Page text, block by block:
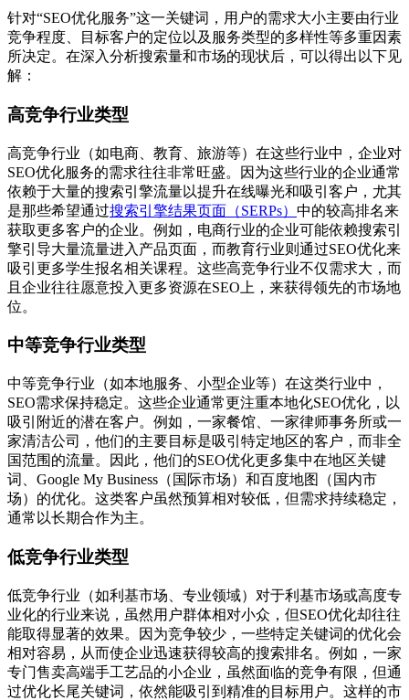
针对“SEO优化服务”这一关键词，用户的需求大小主要由行业
竞争程度、目标客户的定位以及服务类型的多样性等多重因素
所决定。在深入分析搜索量和市场的现状后，可以得出以下见
解：
高竞争行业类型
高竞争行业（如电商、教育、旅游等）在这些行业中，企业对
SEO优化服务的需求往往非常旺盛。因为这些行业的企业通常
依赖于大量的搜索引擎流量以提升在线曝光和吸引客户，尤其
是那些希望通过搜索引擎结果页面（SERPs） 中的较高排名来
获取更多客户的企业。例如，电商行业的企业可能依赖搜索引
擎引导大量流量进入产品页面，而教育行业则通过SEO优化来
吸引更多学生报名相关课程。这些高竞争行业不仅需求大，而
且企业往往愿意投入更多资源在SEO上，来获得领先的市场地
位。
中等竞争行业类型
中等竞争行业（如本地服务、小型企业等）在这类行业中，
SEO需求保持稳定。这些企业通常更注重本地化SEO优化，以
吸引附近的潜在客户。例如，一家餐馆、一家律师事务所或一
家清洁公司，他们的主要目标是吸引特定地区的客户，而非全
国范围的流量。因此，他们的SEO优化更多集中在地区关键
词、Google My Business（国际市场）和百度地图（国内市
场）的优化。这类客户虽然预算相对较低，但需求持续稳定，
通常以长期合作为主。
低竞争行业类型
低竞争行业（如利基市场、专业领域）对于利基市场或高度专
业化的行业来说，虽然用户群体相对小众，但SEO优化却往往
能取得显著的效果。因为竞争较少，一些特定关键词的优化会
相对容易，从而使企业迅速获得较高的搜索排名。例如，一家
专门售卖高端手工艺品的小企业，虽然面临的竞争有限，但通
过优化长尾关键词，依然能吸引到精准的目标用户。这样的市